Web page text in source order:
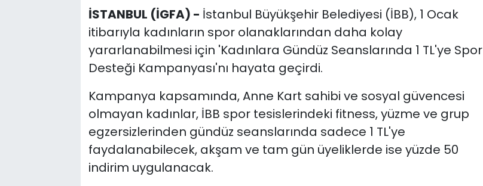
İSTANBUL (İGFA) - İstanbul Büyükşehir Belediyesi (İBB), 1 Ocak
itibarıyla kadınların spor olanaklarından daha kolay
yararlanabilmesi için 'Kadınlara Gündüz Seanslarında 1 TL'ye Spor
Desteği Kampanyası'nı hayata geçirdi.
Kampanya kapsamında, Anne Kart sahibi ve sosyal güvencesi
olmayan kadınlar, İBB spor tesislerindeki fitness, yüzme ve grup
egzersizlerinden gündüz seanslarında sadece 1 TL'ye
faydalanabilecek, akşam ve tam gün üyeliklerde ise yüzde 50
indirim uygulanacak.